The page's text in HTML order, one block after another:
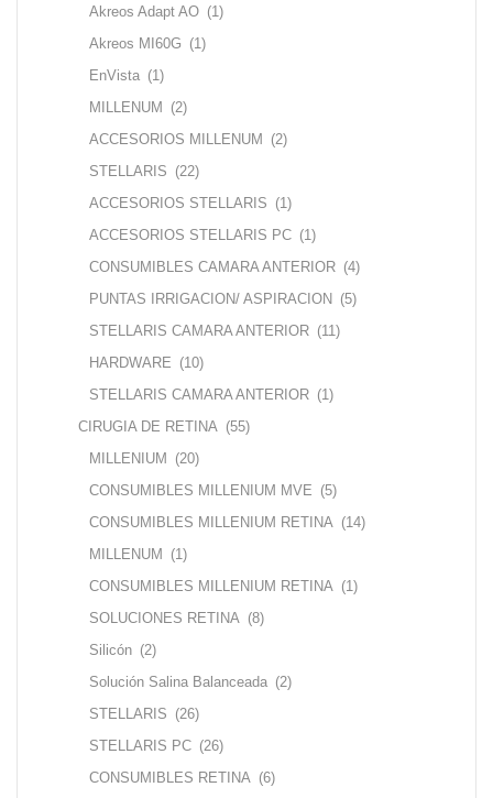
Akreos Adapt AO (1)
Akreos MI60G (1)
EnVista (1)
MILLENUM (2)
ACCESORIOS MILLENUM (2)
STELLARIS (22)
ACCESORIOS STELLARIS (1)
ACCESORIOS STELLARIS PC (1)
CONSUMIBLES CAMARA ANTERIOR (4)
PUNTAS IRRIGACION/ ASPIRACION (5)
STELLARIS CAMARA ANTERIOR (11)
HARDWARE (10)
STELLARIS CAMARA ANTERIOR (1)
CIRUGIA DE RETINA (55)
MILLENIUM (20)
CONSUMIBLES MILLENIUM MVE (5)
CONSUMIBLES MILLENIUM RETINA (14)
MILLENUM (1)
CONSUMIBLES MILLENIUM RETINA (1)
SOLUCIONES RETINA (8)
Silicón (2)
Solución Salina Balanceada (2)
STELLARIS (26)
STELLARIS PC (26)
CONSUMIBLES RETINA (6)